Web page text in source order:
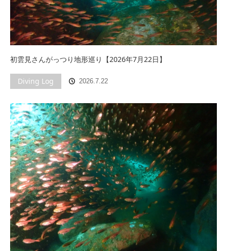
初雲見さんがっつり地形巡り【2026年7月22日】
Diving Log 2026.7.22